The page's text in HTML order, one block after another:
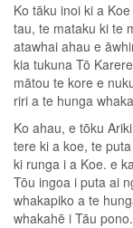
Ko tāku inoi ki a
tau, te mataku ki te
atawhai ahau e
kia tukuna Tō
mātou te kore e
riri a te hunga
Ko ahau, e tōku
tere ki a koe, te
ki runga i a Koe. e
Tōu ingoa i puta ai
whakapiko a te
whakahē i Tāu pono.